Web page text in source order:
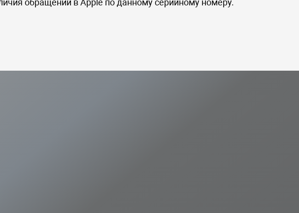
обращений в Apple по данному серийному номеру.